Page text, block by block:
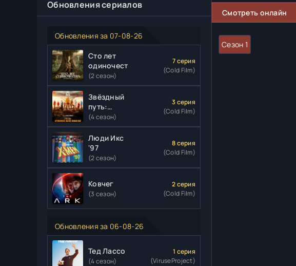
Обновления сериалов
Обновления за 07-08-26
Сто лет
одиночества
(2 сезон)
7 серия
(Cold Film)
Звёздный
путь:
Странные
новые
миры
(4 сезон)
3 серия
(Cold Film)
Люди Икс
'97
(2 сезон)
8 серия
(Cold Film)
Ковчег
(3 сезон)
2 серия
(Cold Film)
Обновления за 06-08-26
Тед Лассо
(4 сезон)
1 серия
(ViruseProject)
Смотреть онлайн
Сезон 1